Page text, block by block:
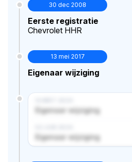
30 dec 2008
Eerste registratie
Chevrolet HHR
13 mei 2017
Eigenaar wijziging
Eigenaar wijziging
Eigenaar wijziging